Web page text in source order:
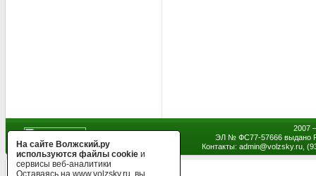
2007
ЭЛ № ФС77-57666 выдано
Контакты: admin@volzsky.ru,
На сайте Волжский.ру
используются файлы cookie и
сервисы веб-аналитики
Оставаясь на www.volzsky.ru, вы